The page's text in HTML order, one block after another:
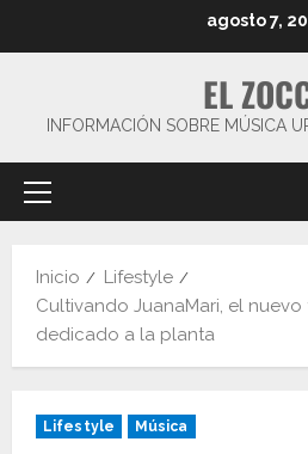
agosto 7,
EL
INFORMACIÓN SOBRE MÚSICA
Menú
Inicio
Lifestyle
Cultivando JuanaMari, el
dedicado a la planta
Lifestyle Música